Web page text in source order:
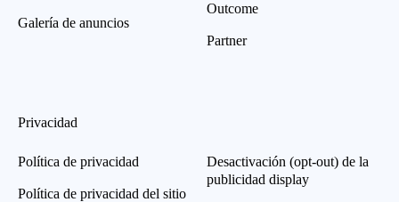
Galería de anuncios
Outcome
Partner
Privacidad
Política de privacidad
Política de privacidad del sitio
Desactivación (opt-out) de la
publicidad display